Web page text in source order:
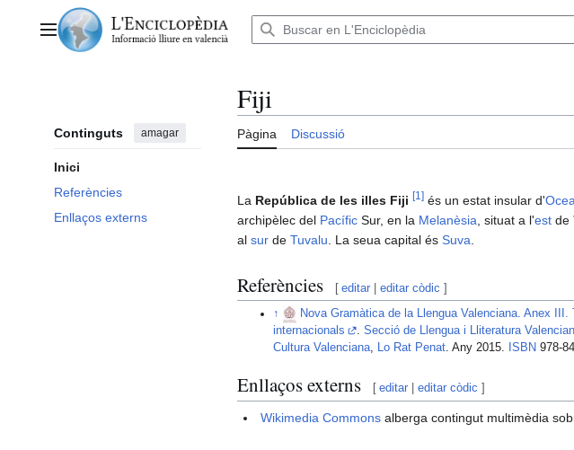
contingutMenú principal
Continguts amagar
Inici
Referències
Enllaços externs
Fiji
Pàgina Discussió
La República de les illes Fiji [1 ] és un estat insular d'
archipèlec del Pacífic Sur, en la Melanèsia , situat a l'est de
al sur de Tuvalu . La seua capital és Suva
Referències [ editar |editar còdic ]
↑
Nova Gramàtica de la Llengua Valenciana. Anex III.
internacionals
. Secció de Llengua i Lliteratura
Cultura Valenciana, Lo Rat Penat. Any 2015. ISBN 978-
Enllaços externs [ editar |editar còdic ]
Wikimedia Commons alberga contingut multimèdia